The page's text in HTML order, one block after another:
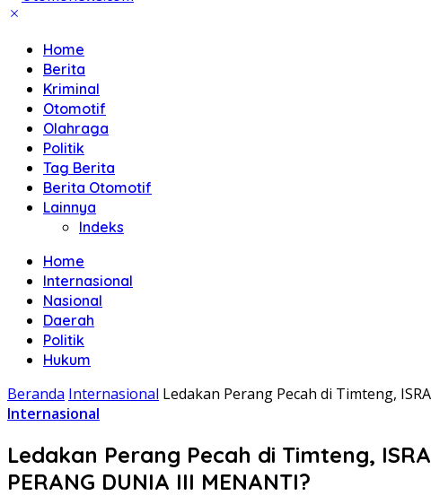
Home
Berita
Kriminal
Otomotif
Olahraga
Politik
Tag Berita
Berita Otomotif
Lainnya
Indeks
Home
Internasional
Nasional
Daerah
Politik
Hukum
Beranda Internasional Ledakan Perang Pecah di Timteng,
Internasional
Ledakan Perang Pecah di Timteng,
PERANG DUNIA III MENANTI?